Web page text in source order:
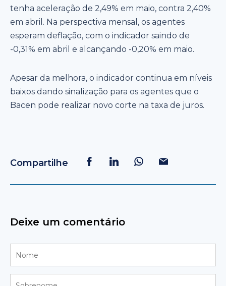
tenha aceleração de 2,49% em maio, contra 2,40%
em abril. Na perspectiva mensal, os agentes
esperam deflação, com o indicador saindo de
-0,31% em abril e alcançando -0,20% em maio.
Apesar da melhora, o indicador continua em níveis
baixos dando sinalização para os agentes que o
Bacen pode realizar novo corte na taxa de juros.
Compartilhe
Deixe um comentário